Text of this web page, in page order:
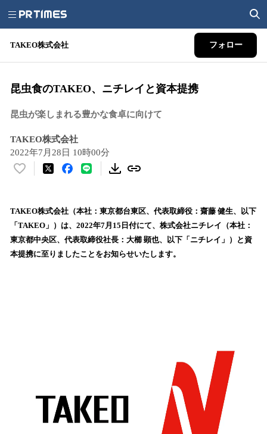
TAKEO株式会社 フォロー
​昆虫食のTAKEO、ニチレイと資本提携
昆虫が楽しまれる豊かな食卓に向けて
TAKEO株式会社
2022年7月28日 10時00分
い
！
数
を
読
TAKEO株式会社（本社：東京都台東区、代表取締役：齋藤 健生、以下
「TAKEO」）は、2022年7月15日付にて、株式会社ニチレイ（本社：
東京都中央区、代表取締役社長：大櫛 顕也、以下「ニチレイ」）と資
本提携に至りましたことをお知らせいたします。